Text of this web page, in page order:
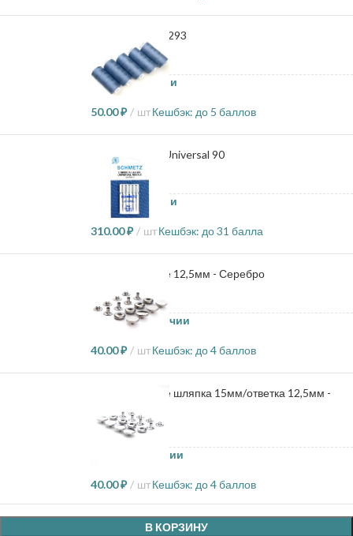
Нитки Dor tak - 293
50.00₽ штКешбэк: до 5 баллов
48 в наличии
Иглы Schmetz Universal 90
310.00₽ штКешбэк: до 31 балла
22 в наличии
Кнопки плоские 12,5мм - Серебро
40.00₽ штКешбэк: до 4 баллов
2300 в наличии
Кнопки плоские шляпка 15мм/ответка 12,5мм -
40.00₽ штКешбэк: до 4 баллов
100 в наличии
В КОРЗИНУ